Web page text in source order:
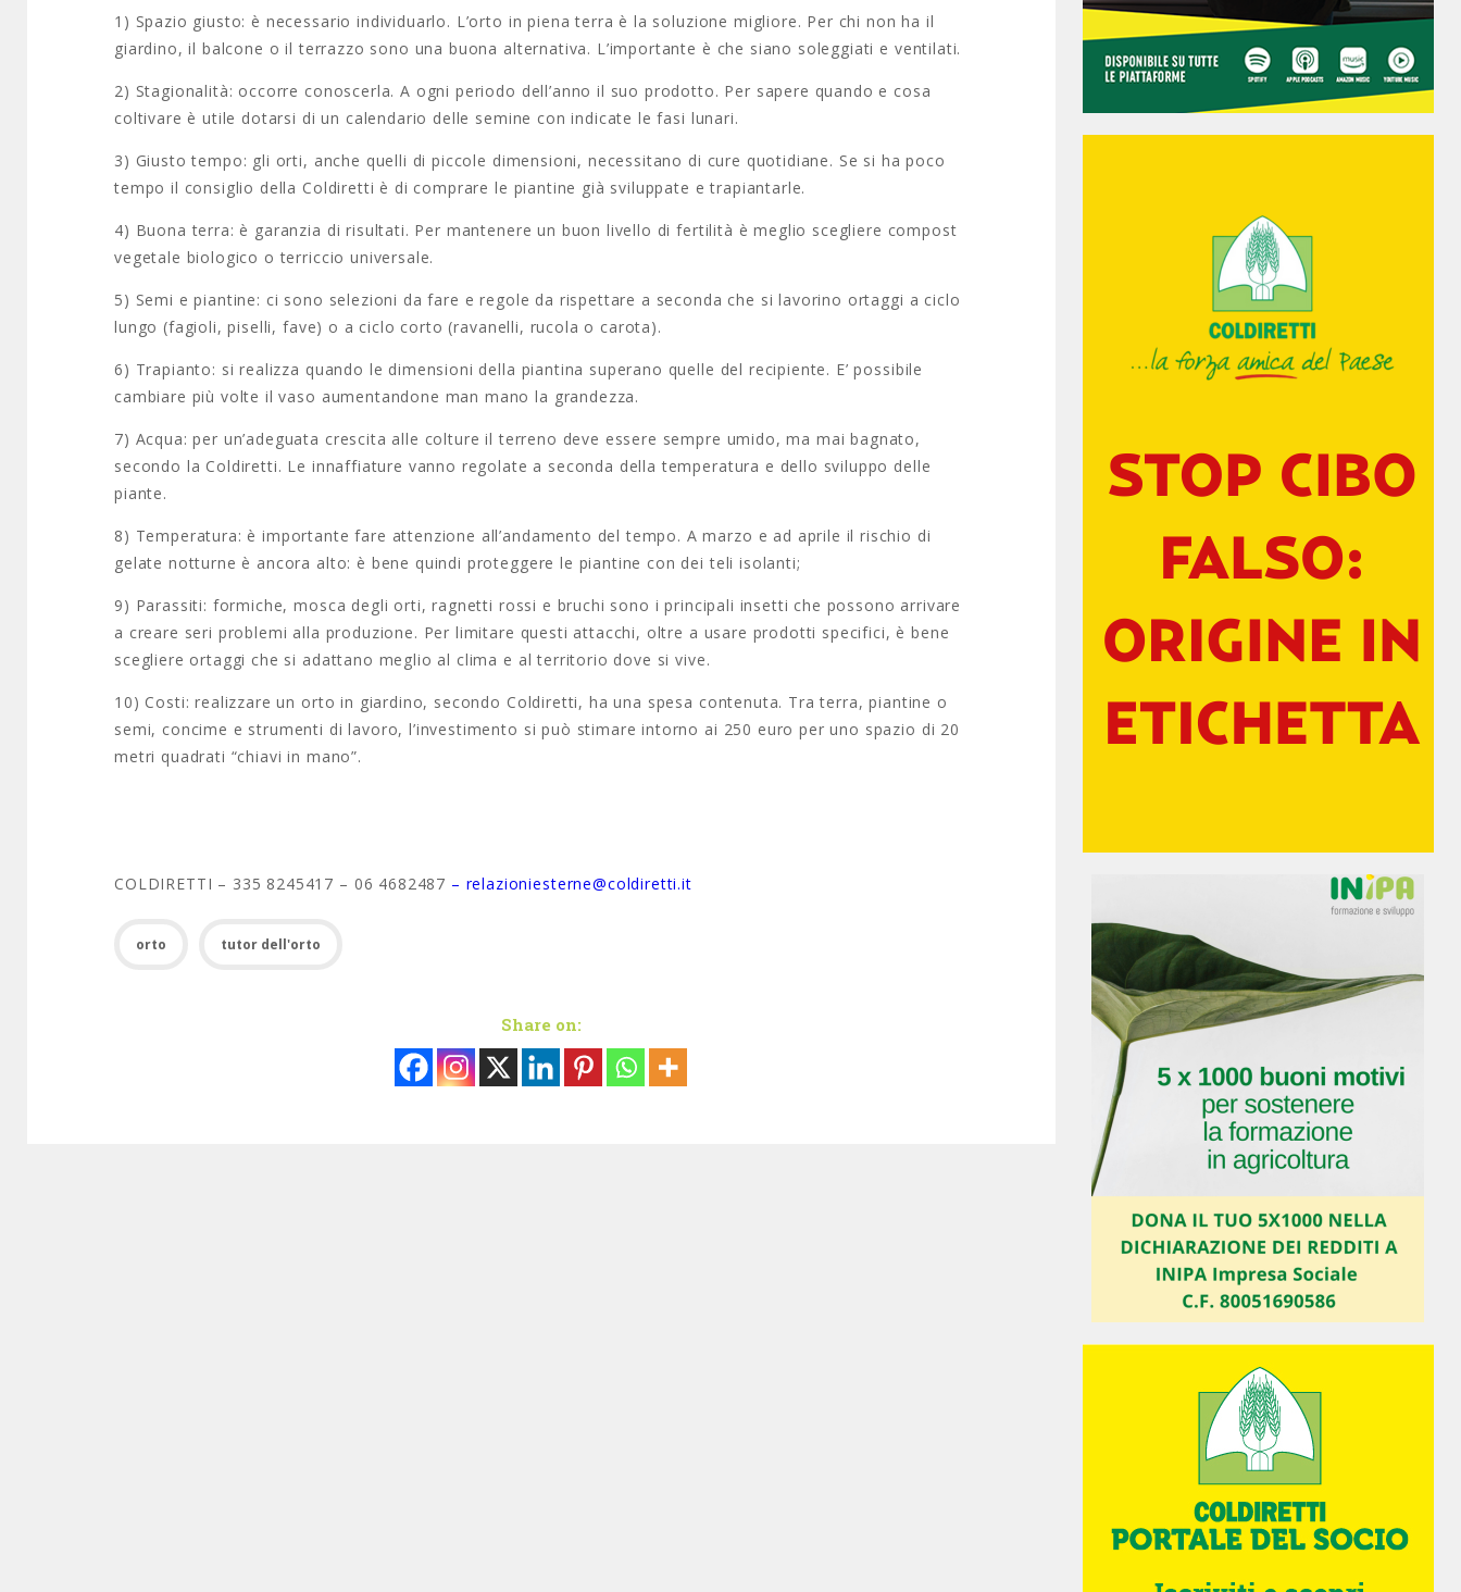
1) Spazio giusto: è necessario individuarlo. L’orto in piena terra è la soluzione migliore. Per chi non ha il
giardino, il balcone o il terrazzo sono una buona alternativa. L’importante è che siano soleggiati e ventilati.
2) Stagionalità: occorre conoscerla. A ogni periodo dell’anno il suo prodotto. Per sapere quando e cosa
coltivare è utile dotarsi di un calendario delle semine con indicate le fasi lunari.
3) Giusto tempo: gli orti, anche quelli di piccole dimensioni, necessitano di cure quotidiane. Se si ha poco
tempo il consiglio della Coldiretti è di comprare le piantine già sviluppate e trapiantarle.
4) Buona terra: è garanzia di risultati. Per mantenere un buon livello di fertilità è meglio scegliere compost
vegetale biologico o terriccio universale.
5) Semi e piantine: ci sono selezioni da fare e regole da rispettare a seconda che si lavorino ortaggi a ciclo
lungo (fagioli, piselli, fave) o a ciclo corto (ravanelli, rucola o carota).
6) Trapianto: si realizza quando le dimensioni della piantina superano quelle del recipiente. E’ possibile
cambiare più volte il vaso aumentandone man mano la grandezza.
7) Acqua: per un’adeguata crescita alle colture il terreno deve essere sempre umido, ma mai bagnato,
secondo la Coldiretti. Le innaffiature vanno regolate a seconda della temperatura e dello sviluppo delle
piante.
8) Temperatura: è importante fare attenzione all’andamento del tempo. A marzo e ad aprile il rischio di
gelate notturne è ancora alto: è bene quindi proteggere le piantine con dei teli isolanti;
9) Parassiti: formiche, mosca degli orti, ragnetti rossi e bruchi sono i principali insetti che possono arrivare
a creare seri problemi alla produzione. Per limitare questi attacchi, oltre a usare prodotti specifici, è bene
scegliere ortaggi che si adattano meglio al clima e al territorio dove si vive.
10) Costi: realizzare un orto in giardino, secondo Coldiretti, ha una spesa contenuta. Tra terra, piantine o
semi, concime e strumenti di lavoro, l’investimento si può stimare intorno ai 250 euro per uno spazio di 20
metri quadrati “chiavi in mano”.
COLDIRETTI – 335 8245417 – 06 4682487 – relazioniesterne@coldiretti.it
orto tutor dell'orto
Share on: